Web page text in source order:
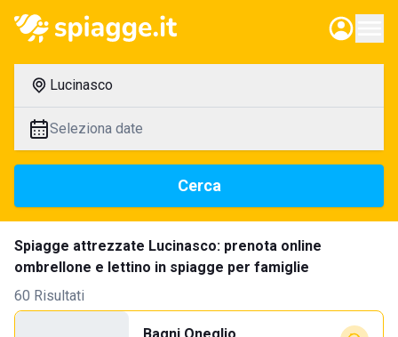
Lucinasco
Seleziona date
Cerca
Spiagge attrezzate Lucinasco: prenota online
ombrellone e lettino in spiagge per famiglie
60 Risultati